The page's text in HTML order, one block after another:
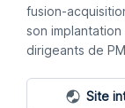
fusion-
son
dirigeants de
Site